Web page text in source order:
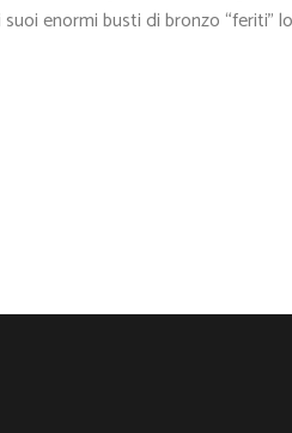
enormi busti di bronzo “feriti”